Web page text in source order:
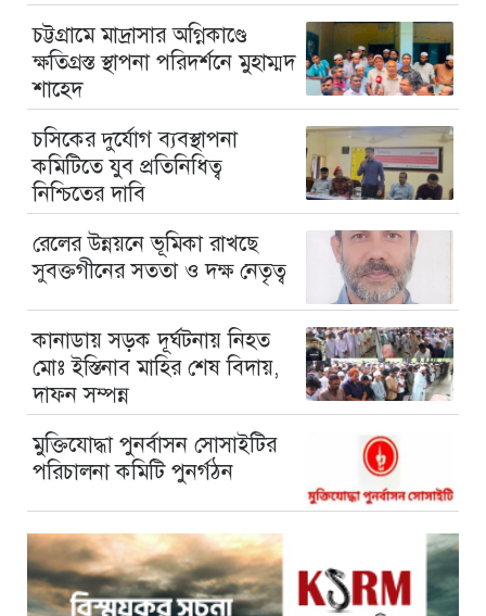
চট্টগ্রামে মাদ্রাসার অগ্নিকাণ্ডে
ক্ষতিগ্রস্ত স্থাপনা পরিদর্শনে মুহাম্মদ
শাহেদ
চসিকের দুর্যোগ ব্যবস্থাপনা
কমিটিতে যুব প্রতিনিধিত্ব
নিশ্চিতের দাবি
রেলের উন্নয়নে ভূমিকা রাখছে
সুবক্তগীনের সততা ও দক্ষ নেতৃত্ব
কানাডায় সড়ক দূর্ঘটনায় নিহত
মোঃ ইস্তিনাব মাহির শেষ বিদায়,
দাফন সম্পন্ন
মুক্তিযোদ্ধা পুনর্বাসন সোসাইটির
পরিচালনা কমিটি পুনর্গঠন